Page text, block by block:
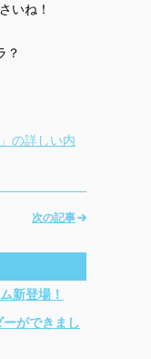
いね！
？
の詳しい内
次の記事
新登場！
ができまし